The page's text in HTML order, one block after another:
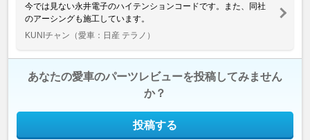
今では見ない永井電子のハイテンションコードです。また、同社
のアーシングも施工しています。
KUNIチャン （愛車：日産 テラノ）
あなたの愛車のパーツレビューを投稿してみません
か？
投稿する